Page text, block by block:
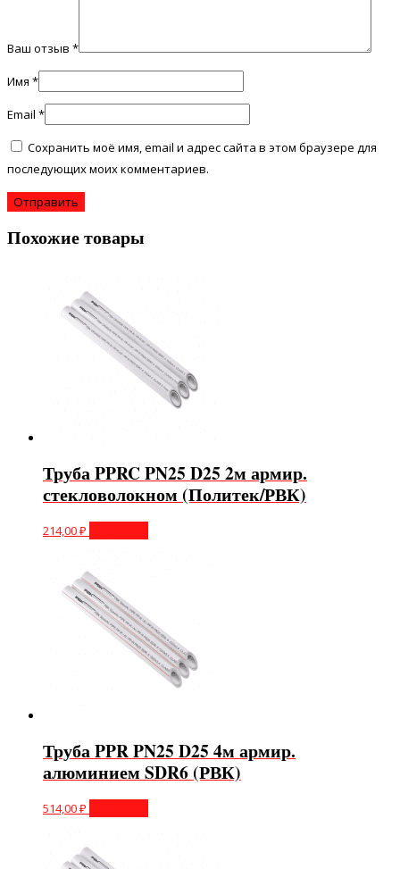
Ваш отзыв *
Имя *
Email *
Сохранить моё имя, email и адрес сайта в этом браузере для
последующих моих комментариев.
Похожие товары
Труба PPRC PN25 D25 2м армир.
стекловолокном (Политек/РВК)
214,00₽
Труба PPR PN25 D25 4м армир.
алюминием SDR6 (РВК)
514,00₽